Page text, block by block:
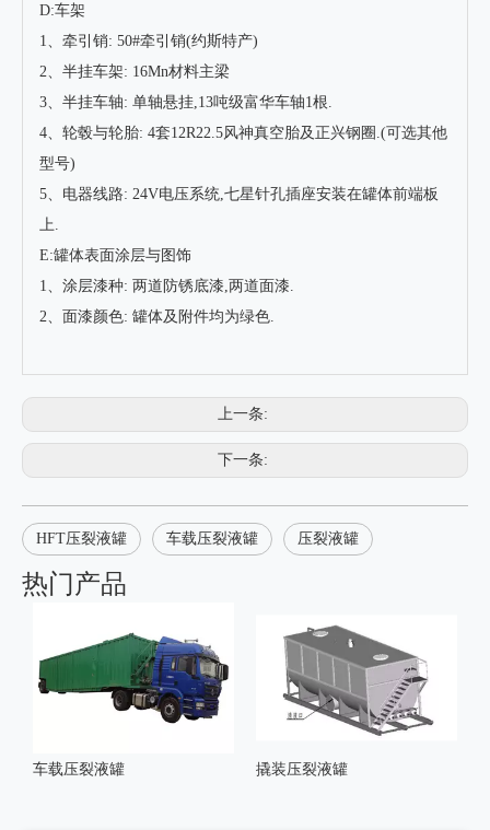
D:车架
1、牵引销: 50#牵引销(约斯特产)
2、半挂车架: 16Mn材料主梁
3、半挂车轴: 单轴悬挂,13吨级富华车轴1根.
4、轮毂与轮胎: 4套12R22.5风神真空胎及正兴钢圈.(可选其他
型号)
5、电器线路: 24V电压系统,七星针孔插座安装在罐体前端板
上.
E:罐体表面涂层与图饰
1、涂层漆种: 两道防锈底漆,两道面漆.
2、面漆颜色: 罐体及附件均为绿色.
上一条:
下一条:
HFT压裂液罐 车载压裂液罐 压裂液罐
热门产品
车载压裂液罐 撬装压裂液罐